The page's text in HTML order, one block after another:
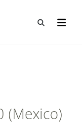
Open
Open
(Mexico)